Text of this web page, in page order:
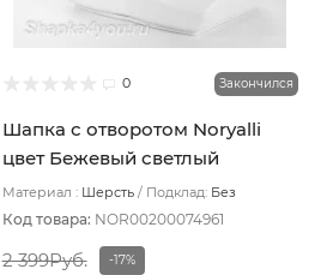
0 Закончился
Шапка с отворотом Noryalli
цвет Бежевый светлый
Материал : Шерсть Подклад: Без
Код товара: NOR00200074961
2 399Руб. -17%